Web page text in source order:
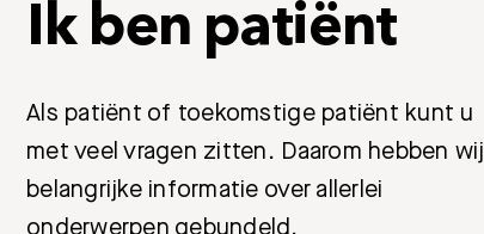
Ik ben patiënt
Als patiënt of toekomstige patiënt kunt u
met veel vragen zitten. Daarom hebben wij
belangrijke informatie over allerlei
onderwerpen gebundeld.